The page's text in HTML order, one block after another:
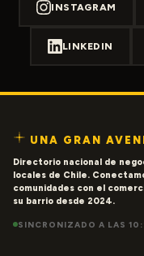
INSTAGRAM
LINKEDIN
UNA GRAN
Directorio nacional de
locales de Chile.
comunidades con el
su barrio desde 2024.
SINCRONIZADO A LAS